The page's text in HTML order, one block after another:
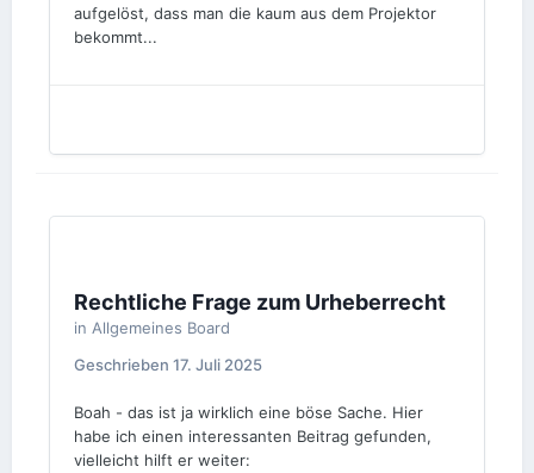
aufgelöst, dass man die kaum aus dem Projektor
bekommt...
Rechtliche Frage zum Urheberrecht
in Allgemeines Board
Geschrieben 17. Juli 2025
Boah - das ist ja wirklich eine böse Sache. Hier
habe ich einen interessanten Beitrag gefunden,
vielleicht hilft er weiter: